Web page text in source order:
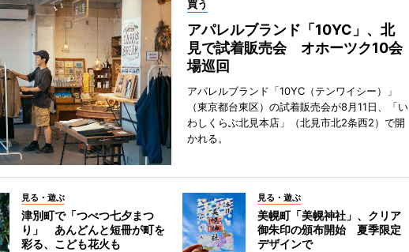
買う
アパレルブランド「10YC」、北
見で試着販売会 オホーツク10会
場巡回
アパレルブランド「10YC（テンワイシー）」
（東京都台東区）の試着販売会が8月11日、「い
わしくらぶ北見本店」（北見市北2条西2）で開
かれる。
見る・遊ぶ
津別町で「つべつ七夕まつ
り」 あんどんと短冊が町を
彩る、こども花火も
見る・遊ぶ
美幌町「美幌神社」、クリア
御朱印の頒布開始 夏季限定
デザインで